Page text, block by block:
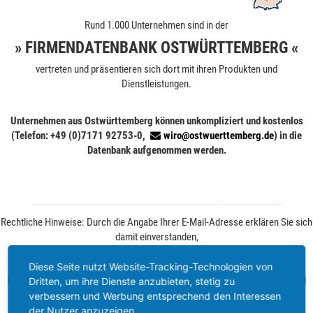
Rund 1.000 Unternehmen sind in der
» FIRMENDATENBANK OSTWÜRTTEMBERG «
vertreten und präsentieren sich dort mit ihren Produkten und
Dienstleistungen.
Unternehmen aus Ostwürttemberg können unkompliziert und kostenlos
(Telefon: +49 (0)7171 92753-0,
wiro@ostwuerttemberg.de) in die
Datenbank aufgenommen werden.
Rechtliche Hinweise: Durch die Angabe Ihrer E-Mail-Adresse erklären Sie sich
damit einverstanden,
Wirtschaftsstandort Ostwürttemberg zu erhalten.
Ihre Einwilligung können Sie jederzeit ohne Angabe von Gründen per E-Mail
widerrufen. Weitere Informationen finden Sie unter Datenschutz
Diese Seite nutzt Website-Tracking-Technologien von
Dritten, um ihre Dienste anzubieten, stetig zu
verbessern und Werbung entsprechend den Interessen
der Nutzer anzuzeigen.